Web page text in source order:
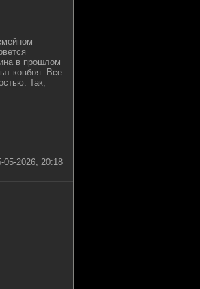
в прошлом
ковбоя. Все
Так,
05-2026, 20:18